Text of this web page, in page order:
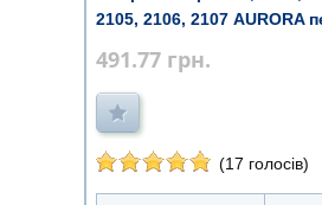
2105, 2106, 2107 AURORA
491.77 грн.
(17 голосів)